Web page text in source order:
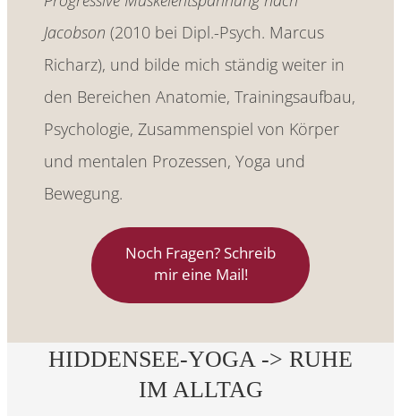
Jacobson (2010 bei Dipl.-Psych. Marcus
Richarz), und bilde mich ständig weiter in
den Bereichen Anatomie, Trainingsaufbau,
Psychologie, Zusammenspiel von Körper
und mentalen Prozessen, Yoga und
Bewegung.
Noch Fragen? Schreib
mir eine Mail!
HIDDENSEE-YOGA -> RUHE
IM ALLTAG